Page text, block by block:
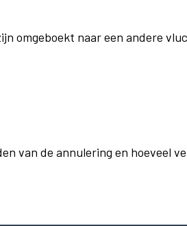
omgeboekt naar een andere
van de annulering en hoeveel